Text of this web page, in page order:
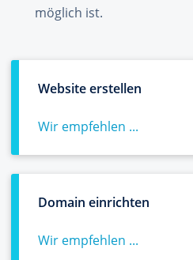
möglich ist.
Website erstellen
Wir empfehlen ...
Domain einrichten
Wir empfehlen ...